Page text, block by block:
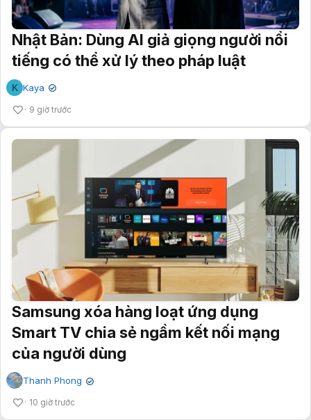
Nhật Bản: Dùng AI giả giọng người nổi
tiếng có thể xử lý theo pháp luật
K Kaya ✔
9 giờ trước
Samsung xóa hàng loạt ứng dụng
Smart TV chia sẻ ngầm kết nối mạng
của người dùng
Thanh Phong ✔
10 giờ trước